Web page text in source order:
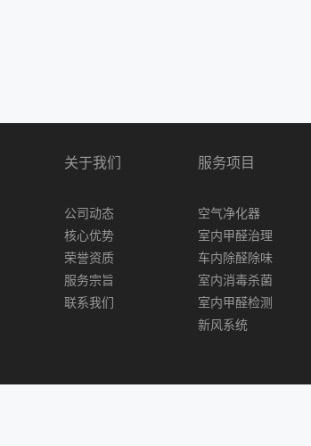
关于我们
公司动态
核心优势
荣誉资质
服务宗旨
联系我们
服务项目
空气净化器
室内甲醛治理
车内除醛除味
室内消毒杀菌
室内甲醛检测
新风系统